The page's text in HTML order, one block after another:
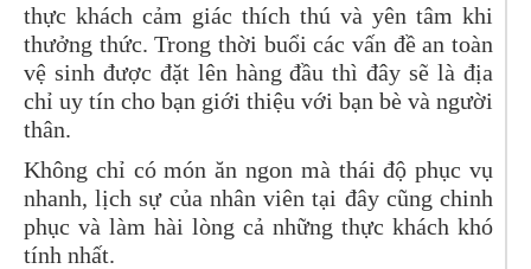
thực khách cảm giác thích thú và yên tâm khi
thưởng thức. Trong thời buổi các vấn đề an toàn
vệ sinh được đặt lên hàng đầu thì đây sẽ là địa
chỉ uy tín cho bạn giới thiệu với bạn bè và người
thân.
Không chỉ có món ăn ngon mà thái độ phục vụ
nhanh, lịch sự của nhân viên tại đây cũng chinh
phục và làm hài lòng cả những thực khách khó
tính nhất.